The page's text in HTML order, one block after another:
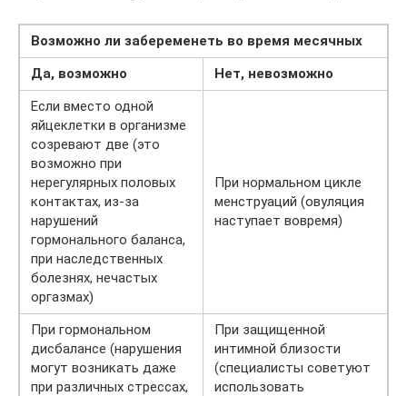
Возможно ли забеременеть во время месячных
Да, возможно
Нет, невозможно
Если вместо одной
яйцеклетки в организме
созревают две (это
возможно при
нерегулярных половых
контактах, из-за
нарушений
гормонального баланса,
при наследственных
болезнях, нечастых
оргазмах)
При нормальном цикле
менструаций (овуляция
наступает вовремя)
При гормональном
дисбалансе (нарушения
могут возникать даже
при различных стрессах,
При защищенной
интимной близости
(специалисты советуют
использовать